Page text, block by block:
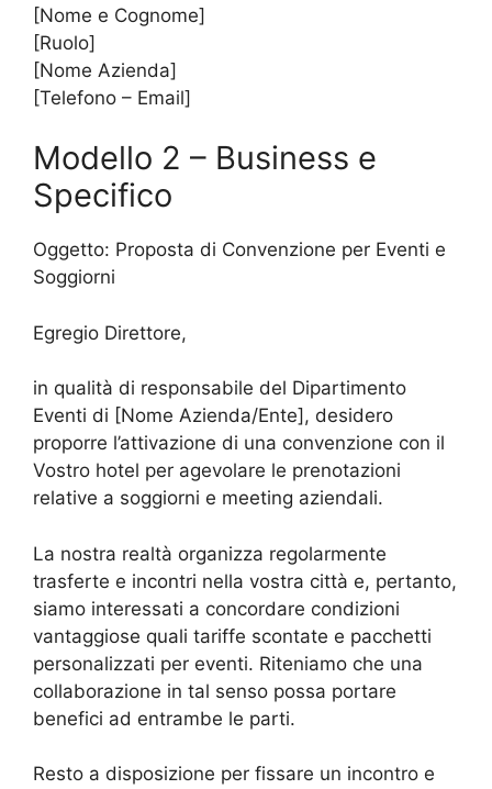
[Nome e Cognome]
[Ruolo]
[Nome Azienda]
[Telefono – Email]
Modello 2 – Business e
Specifico
Oggetto: Proposta di Convenzione per Eventi e
Soggiorni
Egregio Direttore,
in qualità di responsabile del Dipartimento
Eventi di [Nome Azienda/Ente], desidero
proporre l’attivazione di una convenzione con il
Vostro hotel per agevolare le prenotazioni
relative a soggiorni e meeting aziendali.
La nostra realtà organizza regolarmente
trasferte e incontri nella vostra città e, pertanto,
siamo interessati a concordare condizioni
vantaggiose quali tariffe scontate e pacchetti
personalizzati per eventi. Riteniamo che una
collaborazione in tal senso possa portare
benefici ad entrambe le parti.
Resto a disposizione per fissare un incontro e